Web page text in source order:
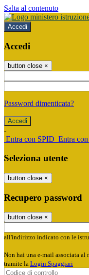
Salta al contenuto
Accedi
Accedi
button close ×
Password dimenticata?
-
Entra con SPID Entra
Seleziona utente
button close ×
Recupero password
button close ×
all'indirizzo indicato con le
Non hai una e-mail associata al
tramite la Login Spaggiari